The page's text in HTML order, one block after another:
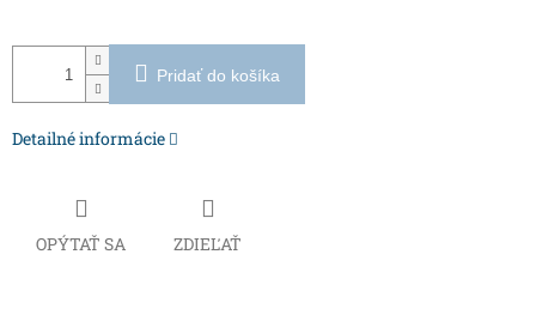
Pridať do košíka
Detailné informácie
OPÝTAŤ SA ZDIEĽAŤ